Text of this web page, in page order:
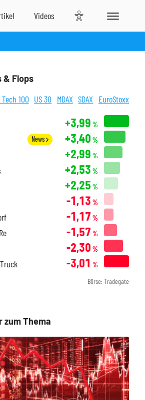
& Flops
Tech 100 US 30 MDAX SDAX EuroStoxx
+3,99 %
News +3,40 %
+2,99 %
+2,53 %
+2,25 %
-1,13 %
-1,17 %
-1,57 %
-2,30 %
-3,01 %
Börse: Tradegate
zum Thema